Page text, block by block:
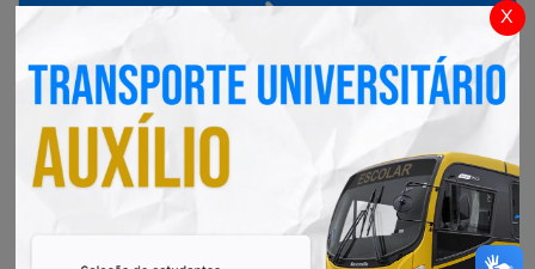
x
Radar Transparência Pública